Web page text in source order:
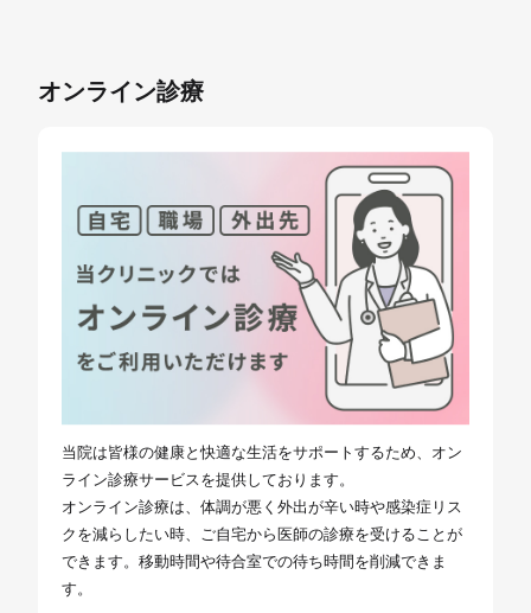
オンライン診療
当院は皆様の健康と快適な生活をサポートするため、オン
ライン診療サービスを提供しております。
オンライン診療は、体調が悪く外出が辛い時や感染症リス
クを減らしたい時、ご自宅から医師の診療を受けることが
できます。移動時間や待合室での待ち時間を削減できま
す。